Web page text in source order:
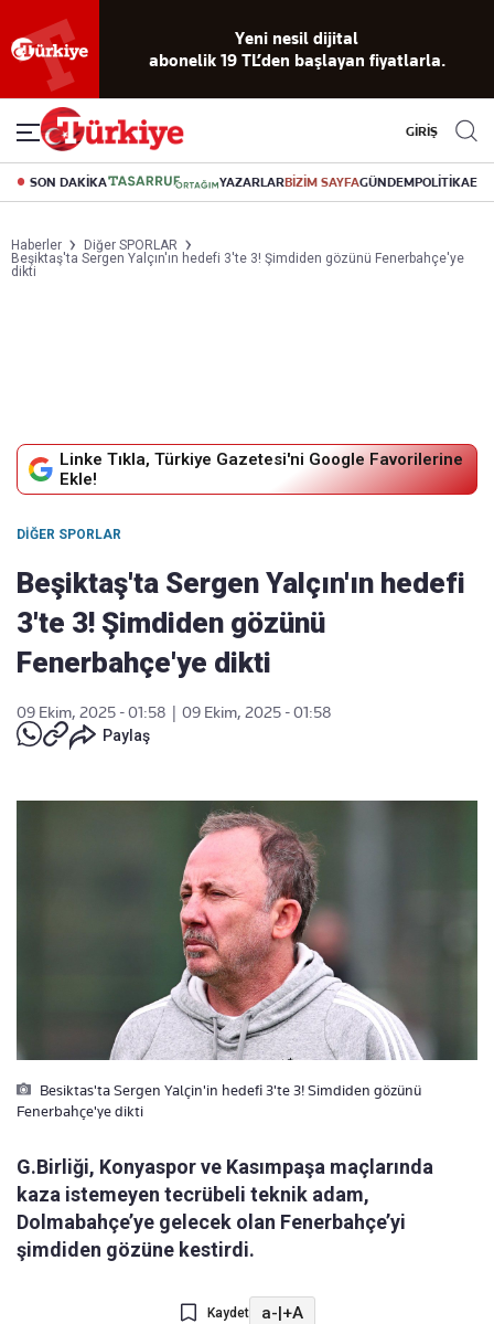
Yeni nesil dijital
abonelik 19 TL’den başlayan fiyatlarla.
GİRİŞ
SON DAKİKA YAZARLARBİZİM SAYFAGÜNDEMPOLİTİKA
Haberler
Diğer SPORLAR
Beşiktaş'ta Sergen Yalçın'ın hedefi 3'te 3! Şimdiden gözünü Fenerbahçe'ye
dikti
Linke Tıkla, Türkiye Gazetesi'ni Google Favorilerine
Ekle!
DIĞER SPORLAR
Beşiktaş'ta Sergen Yalçın'ın hedefi
3'te 3! Şimdiden gözünü
Fenerbahçe'ye dikti
09 Ekim, 2025 - 01:58
09 Ekim, 2025 - 01:58
Paylaş
Besiktas'ta Sergen Yalçin'in hedefi 3'te 3! Simdiden gözünü
Fenerbahçe'ye dikti
G.Birliği, Konyaspor ve Kasımpaşa maçlarında
kaza istemeyen tecrübeli teknik adam,
Dolmabahçe’ye gelecek olan Fenerbahçe’yi
şimdiden gözüne kestirdi.
Kaydet a-|+A